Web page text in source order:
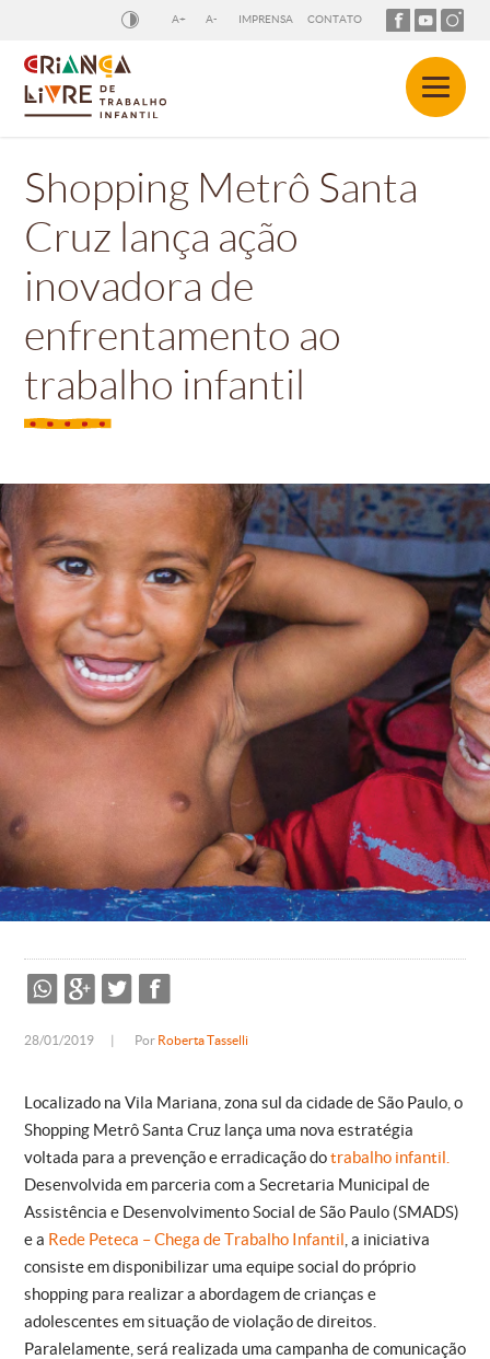
A+ A- IMPRENSA CONTATO
Shopping Metrô Santa
Cruz lança ação
inovadora de
enfrentamento ao
trabalho infantil
28/01/2019 Por Roberta Tasselli
Localizado na Vila Mariana, zona sul da cidade de São Paulo, o
Shopping Metrô Santa Cruz lança uma nova estratégia
voltada para a prevenção e erradicação dotrabalho infantil.
Desenvolvida em parceria com a Secretaria Municipal de
Assistência e Desenvolvimento Social de São Paulo (SMADS)
e a Rede Peteca – Chega de Trabalho Infantil , a iniciativa
consiste em disponibilizar uma equipe social do próprio
shopping para realizar a abordagem de crianças e
adolescentes em situação de violação de direitos.
Paralelamente, será realizada uma campanha de comunicação